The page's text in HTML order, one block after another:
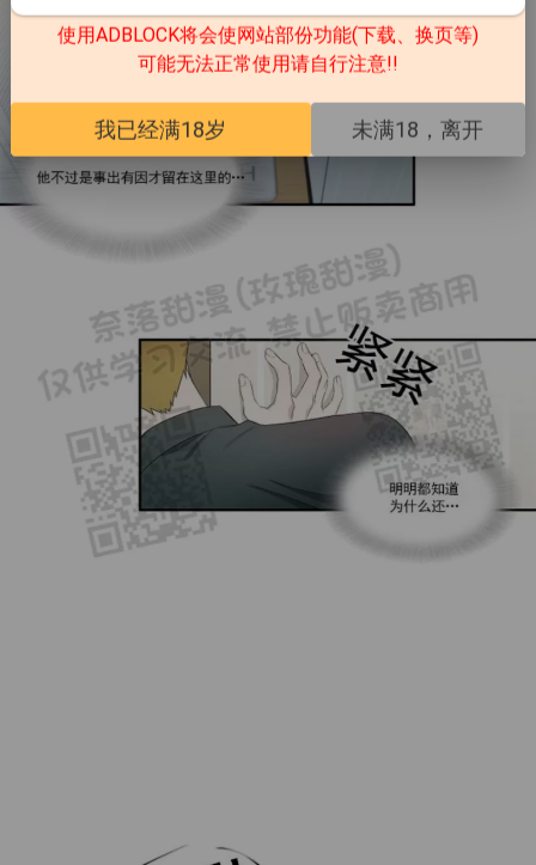
使用ADBLOCK将会使网站部份功能(下载、换页等)
可能无法正常使用请自行注意!!
我已经满18岁 未满18，离开